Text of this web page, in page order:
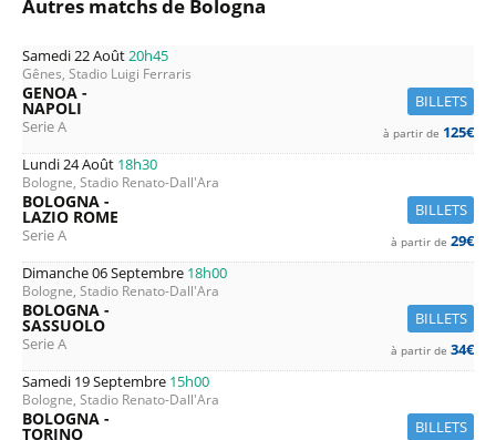
Autres matchs de Bologna
Samedi 22 Août20h45
Gênes, Stadio Luigi Ferraris
BILLETS
GENOA -
NAPOLI
Serie A à partir de 125€
Lundi 24 Août 18h30
Bologne, Stadio Renato-Dall'Ara
BILLETS
BOLOGNA -
LAZIO ROME
Serie A à partir de 29€
Dimanche 06 Septembre 18h00
Bologne, Stadio Renato-Dall'Ara
BILLETS
BOLOGNA -
SASSUOLO
Serie A à partir de 34€
Samedi 19 Septembre 15h00
Bologne, Stadio Renato-Dall'Ara
BILLETS
BOLOGNA -
TORINO